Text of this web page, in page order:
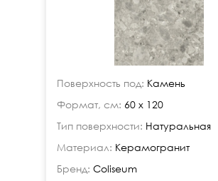
Поверхность под: Камень
Формат, см: 60 x 120
Тип поверхности: Натуральная
Материал: Керамогранит
Бренд: Coliseum